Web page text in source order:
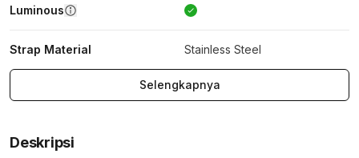
Luminous
Strap Material Stainless Steel
Selengkapnya
Deskripsi